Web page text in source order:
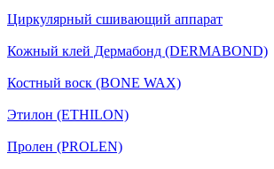
Циркулярный сшивающий аппарат
Кожный клей Дермабонд (DERMABOND)
Костный воск (BONE WAX)
Этилон (ETHILON)
Пролен (PROLEN)